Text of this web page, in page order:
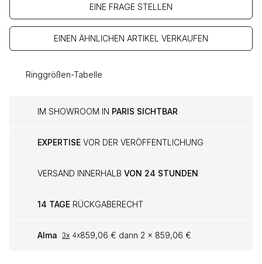
EINE FRAGE STELLEN
EINEN ÄHNLICHEN ARTIKEL VERKAUFEN
Ringgrößen-Tabelle
IM SHOWROOM IN PARIS SICHTBAR
EXPERTISE VOR DER VERÖFFENTLICHUNG
VERSAND INNERHALB VON 24 STUNDEN
14 TAGE RÜCKGABERECHT
Alma 3x 4x859,06 € dann 2 x 859,06 €